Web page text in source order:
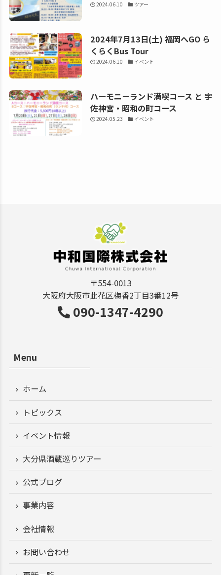
2024.06.10 ツアー
2024年7月13日(土) 福岡へGO ら
くらくBus Tour
2024.06.10 イベント
ハーモニーランド満喫コース と 宇
佐神宮・昭和の町コース
2024.05.23 イベント
〒554-0013
大阪府大阪市此花区梅香2丁目3番12号
090-1347-4290
Menu
ホーム
トピックス
イベント情報
大分県酒蔵巡りツアー
公式ブログ
事業内容
会社情報
お問い合わせ